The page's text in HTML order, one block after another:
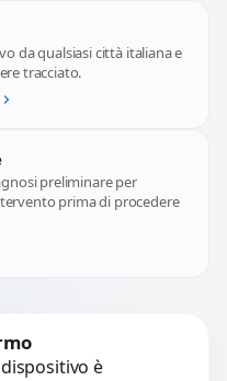
da qualsiasi città italiana e
tracciato.
preliminare per
prima di procedere
è